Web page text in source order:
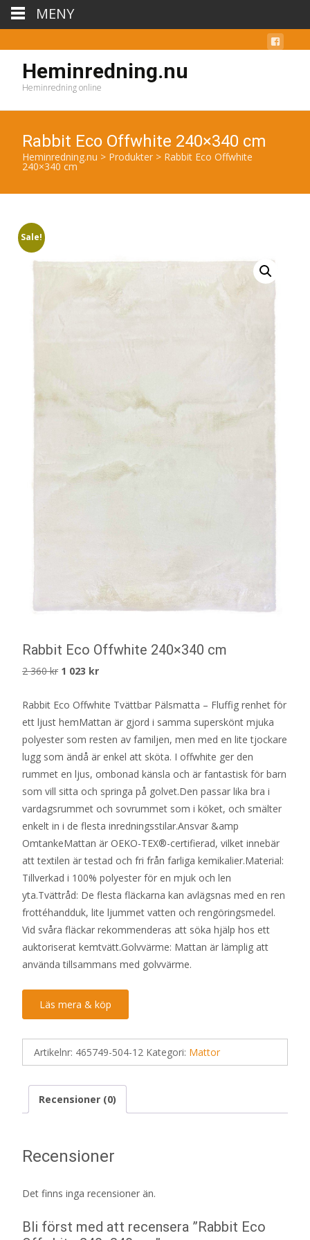
Heminredning.nu
Heminredning online
Rabbit Eco Offwhite 240×340 cm
Heminredning.nu > Produkter > Rabbit Eco Offwhite
240×340 cm
Sale!
Rabbit Eco Offwhite 240×340 cm
2 360kr Det
priset
var:
2
360 kr.
1 023 krDet
priset
är:
1
023 kr.
Rabbit Eco Offwhite Tvättbar Pälsmatta – Fluffig renhet för
ett ljust hemMattan är gjord i samma superskönt mjuka
polyester som resten av familjen, men med en lite tjockare
lugg som ändå är enkel att sköta. I offwhite ger den
rummet en ljus, ombonad känsla och är fantastisk för barn
som vill sitta och springa på golvet.Den passar lika bra i
vardagsrummet och sovrummet som i köket, och smälter
enkelt in i de flesta inredningsstilar.Ansvar &amp
OmtankeMattan är OEKO-TEX®-certifierad, vilket innebär
att textilen är testad och fri från farliga kemikalier.Material:
Tillverkad i 100% polyester för en mjuk och len
yta.Tvättråd: De flesta fläckarna kan avlägsnas med en ren
frottéhandduk, lite ljummet vatten och rengöringsmedel.
Vid svåra fläckar rekommenderas att söka hjälp hos ett
auktoriserat kemtvätt.Golvvärme: Mattan är lämplig att
använda tillsammans med golvvärme.
Läs mera & köp
Artikelnr: 465749-504-12 Kategori: Mattor
Recensioner (0)
Recensioner
Det finns inga recensioner än.
Bli först med att recensera ”Rabbit Eco
MENY